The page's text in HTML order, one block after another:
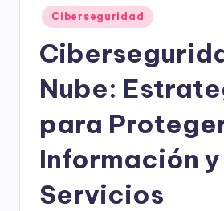
Publicado
en
Ciberseguridad
Nube:
para
Información y
Servicios